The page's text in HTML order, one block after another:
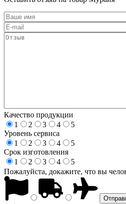
Качество продукции
1
2 3 4
5
Уровень сервиса
1
2 3 4
5
Срок изготовления
1
2 3 4
5
Пожалуйста, докажите, что вы